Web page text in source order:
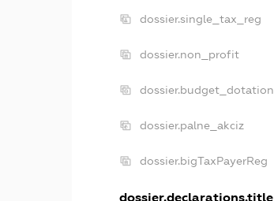
dossier.single_tax_reg
dossier.non_profit
dossier.budget_dotation
dossier.palne_akciz
dossier.bigTaxPayerReg
dossier.declarations.title